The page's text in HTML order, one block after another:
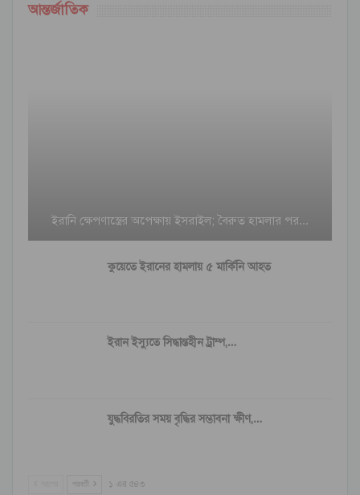
আন্তর্জাতিক
ইরানি ক্ষেপণাস্ত্রের অপেক্ষায় ইসরাইল; বৈরুত হামলার পর…
কুয়েতে ইরানের হামলায় ৫ মার্কিনি আহত
ইরান ইস্যুতে সিদ্ধান্তহীন ট্রাম্প,…
যুদ্ধবিরতির সময় বৃদ্ধির সম্ভাবনা ক্ষীণ,…
পরবর্তী ১ এর ৫৪৩